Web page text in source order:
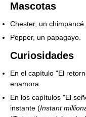
Mascotas
Chester, un chimpancé.
Pepper, un papagayo.
Curiosidades
En el capítulo "El
enamora.
En los capítulos "El
instante (Instant